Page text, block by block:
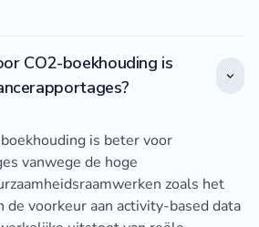
CO2-boekhouding is
is beter voor
vanwege de hoge
zoals het
de voorkeur aan activity-based data